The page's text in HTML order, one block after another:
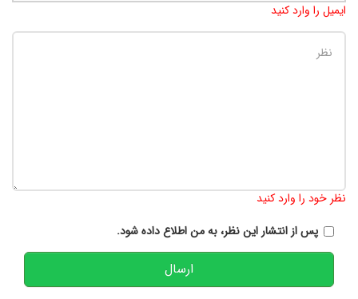
ایمیل را وارد کنید
نظر خود را وارد کنید
پس از انتشار این نظر، به من اطلاع داده شود.
ارسال